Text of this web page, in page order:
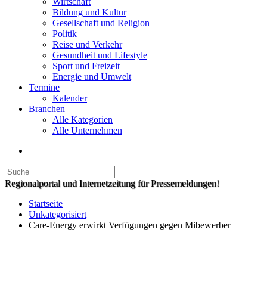
Bildung und Kultur
Gesellschaft und Religion
Politik
Reise und Verkehr
Gesundheit und Lifestyle
Sport und Freizeit
Energie und Umwelt
Termine
Kalender
Branchen
Alle Kategorien
Alle Unternehmen
Regionalportal und Internetzeitung für Pressemeldungen!
Startseite
Unkategorisiert
Care-Energy erwirkt Verfügungen gegen Mibewerber